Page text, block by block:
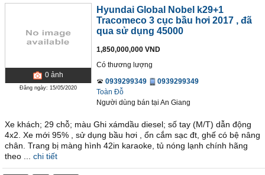
0 ảnh
Đăng ngày: 15/05/2020
Hyundai Global Nobel k29+1
Tracomeco 3 cục bầu hơi 2017 , đã
qua sử dụng 45000
1,850,000,000 VND
Có thương lượng
0939299349
0939299349
Toàn Đỗ
Người dùng bán tại An Giang
Xe khách; 29 chỗ; màu Ghi xámdầu diesel; số tay (M/T) dẫn động
4x2. Xe mới 95% , sử dụng bầu hơi , ổn cắm sạc đt, ghế có bệ nâng
chân. Trang bị màng hình 42in karaoke, tủ nóng lạnh chính hãng
theo ...
chi tiết